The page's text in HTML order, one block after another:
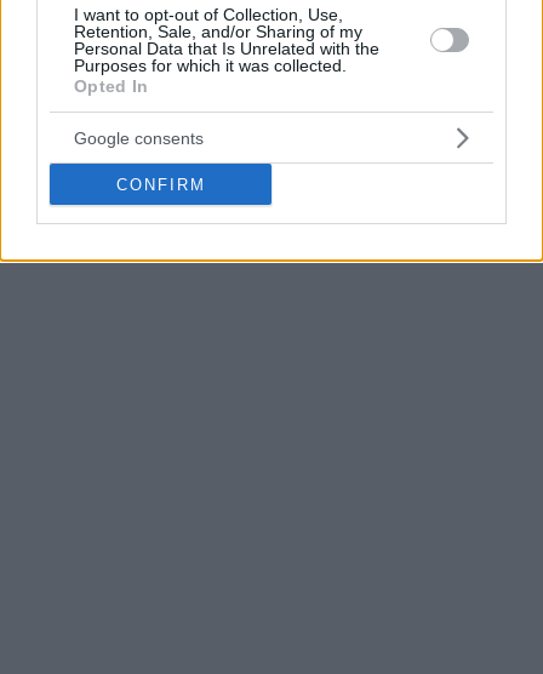
I want to opt-out of Collection, Use,
Retention, Sale, and/or Sharing of my
Personal Data that Is Unrelated with the
Purposes for which it was collected.
Opted In
Google consents
CONFIRM
Barcelona is strongly interested too. Big
offer#kkcz #EuroLeague
— Vuk (@DojeVS)June 12, 2025